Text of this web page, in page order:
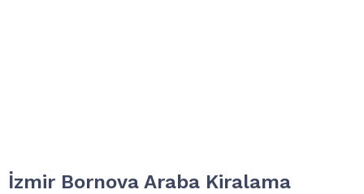
İzmir Bornova Araba Kiralama